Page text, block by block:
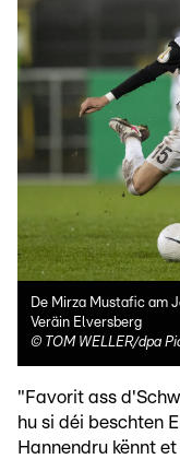
De Mirza Mustafic am
Veräin Elversberg
© TOM WELLER/dpa
"Favorit ass
hu si déi beschten
Hannendru kënnt